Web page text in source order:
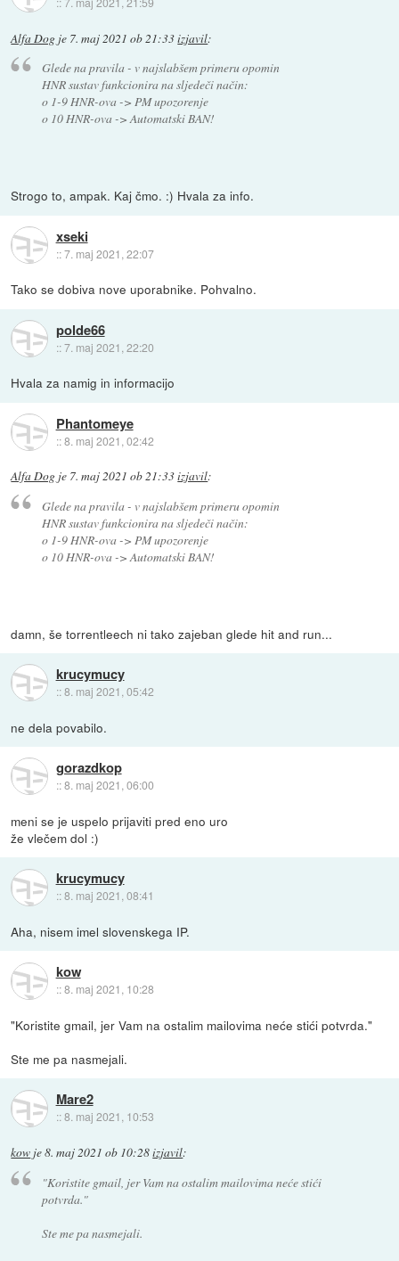
Alfa Dog je 7. maj 2021 ob 21:33izjavil:
Glede na pravila - v najslabšem primeru opomin
HNR sustav funkcionira na sljedeči način:
o 1-9 HNR-ova -> PM upozorenje
o 10 HNR-ova -> Automatski BAN!
Strogo to, ampak. Kaj čmo. :) Hvala za info.
xseki
::7. maj 2021, 22:07
Tako se dobiva nove uporabnike. Pohvalno.
polde66
::7. maj 2021, 22:20
Hvala za namig in informacijo
Phantomeye
::8. maj 2021, 02:42
Alfa Dog je 7. maj 2021 ob 21:33izjavil:
Glede na pravila - v najslabšem primeru opomin
HNR sustav funkcionira na sljedeči način:
o 1-9 HNR-ova -> PM upozorenje
o 10 HNR-ova -> Automatski BAN!
damn, še torrentleech ni tako zajeban glede hit and run...
krucymucy
::8. maj 2021, 05:42
ne dela povabilo.
gorazdkop
::8. maj 2021, 06:00
meni se je uspelo prijaviti pred eno uro
že vlečem dol :)
krucymucy
::8. maj 2021, 08:41
Aha, nisem imel slovenskega IP.
kow
::8. maj 2021, 10:28
"Koristite gmail, jer Vam na ostalim mailovima neće stići potvrda."
Ste me pa nasmejali.
Mare2
::8. maj 2021, 10:53
kow je8. maj 2021 ob 10:28izjavil:
"Koristite gmail, jer Vam na ostalim mailovima neće stići
potvrda."
Ste me pa nasmejali.